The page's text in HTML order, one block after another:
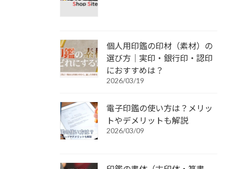
個人用印鑑の印材（素材）の
選び方｜実印・銀行印・認印
におすすめは？
2026/03/19
電子印鑑の使い方は？メリッ
トやデメリットも解説
2026/03/09